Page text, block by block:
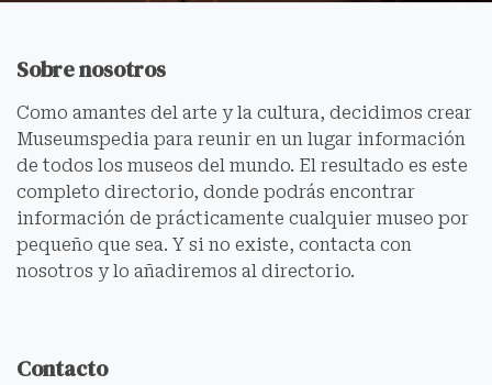
Sobre nosotros
Como amantes del arte y la cultura, decidimos crear
Museumspedia para reunir en un lugar información
de todos los museos del mundo. El resultado es este
completo directorio, donde podrás encontrar
información de prácticamente cualquier museo por
pequeño que sea. Y si no existe, contacta con
nosotros y lo añadiremos al directorio.
Contacto